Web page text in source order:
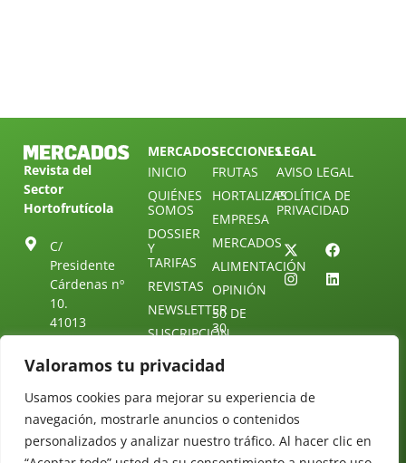
Valoramos tu privacidad
Usamos cookies para mejorar su experiencia de
navegación, mostrarle anuncios o contenidos
personalizados y analizar nuestro tráfico. Al hacer clic en
Revista del
Sector
Hortofrutícola
C/
Presidente
Cárdenas nº
10.
41013
Sevilla.
ESPAÑA
25 88 51
redaccion@revistamercados.com
MERCADOS
INICIO
QUIÉNES
SOMOS
DOSSIER
Y
TARIFAS
REVISTAS
NEWSLETTER
SUSCRIPCIÓN
ÚNETE A
NUESTRO
CONTACTO
SECCIONES
FRUTAS
HORTALIZAS
EMPRESA
MERCADOS
ALIMENTACIÓN
OPINIÓN
30 DE
30
LEGAL
AVISO LEGAL
POLÍTICA DE
PRIVACIDAD